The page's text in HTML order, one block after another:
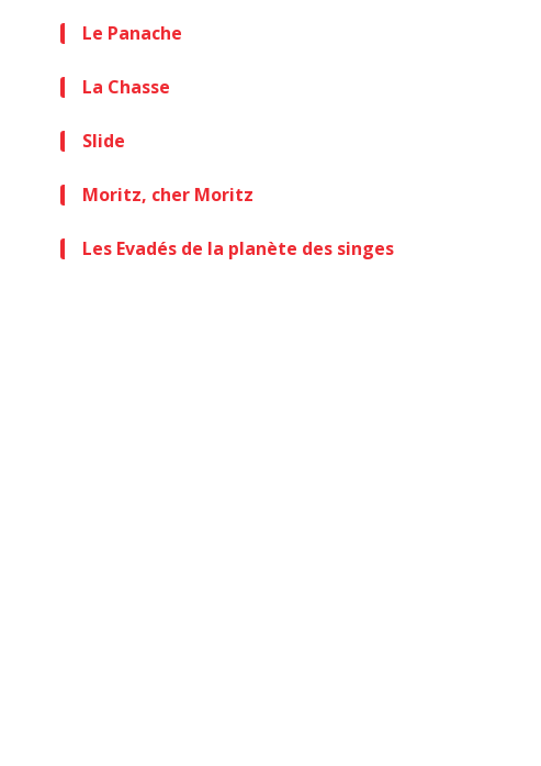
Le Panache
La Chasse
Slide
Moritz, cher Moritz
Les Evadés de la planète des singes